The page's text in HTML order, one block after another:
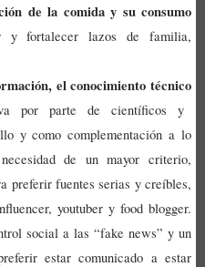
de la comida y su consumo
y fortalecer lazos de familia,
el conocimiento técnico
por parte de científicos y
y como complementación a lo
de un mayor criterio,
preferir fuentes serias y creíbles,
youtuber y food blogger.
social a las “fake news” y un
estar comunicado a estar